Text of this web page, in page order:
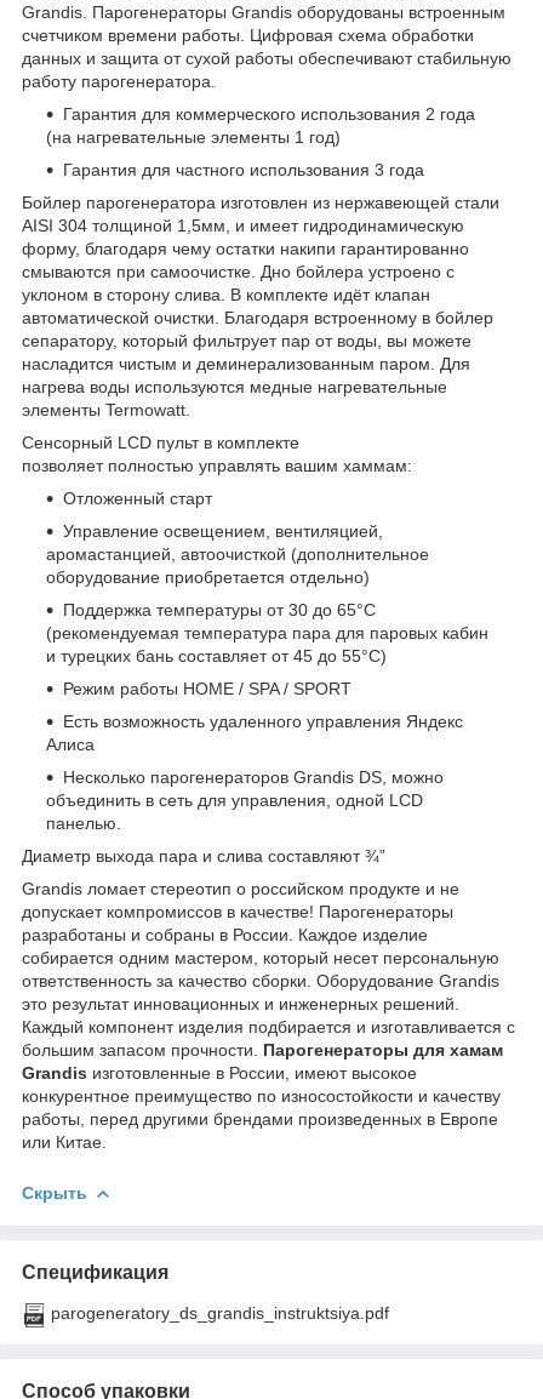
Grandis. Парогенераторы Grandis оборудованы встроенным
счетчиком времени работы. Цифровая схема обработки
данных и защита от сухой работы обеспечивают стабильную
работу парогенератора.
Гарантия для коммерческого использования 2 года
(на нагревательные элементы 1 год)
Гарантия для частного использования 3 года
Бойлер парогенератора изготовлен из нержавеющей стали
AISI 304 толщиной 1,5мм, и имеет гидродинамическую
форму, благодаря чему остатки накипи гарантированно
смываются при самоочистке. Дно бойлера устроено с
уклоном в сторону слива. В комплекте идёт клапан
автоматической очистки. Благодаря встроенному в бойлер
сепаратору, который фильтрует пар от воды, вы можете
насладится чистым и деминерализованным паром. Для
нагрева воды используются медные нагревательные
элементы Termowatt.
Сенсорный LCD пульт в комплекте
позволяет полностью управлять вашим хаммам:
Отложенный старт
Управление освещением, вентиляцией,
аромастанцией, автоочисткой (дополнительное
оборудование приобретается отдельно)
Поддержка температуры от 30 до 65°C
(рекомендуемая температура пара для паровых кабин
и турецких бань составляет от 45 до 55°C)
Режим работы HOME / SPA / SPORT
Есть возможность удаленного управления Яндекс
Алиса
Несколько парогенераторов Grandis DS, можно
объединить в сеть для управления, одной LCD
панелью.
Диаметр выхода пара и слива составляют ¾”
Grandis ломает стереотип о российском продукте и не
допускает компромиссов в качестве! Парогенераторы
разработаны и собраны в России. Каждое изделие
собирается одним мастером, который несет персональную
ответственность за качество сборки. Оборудование Grandis
это результат инновационных и инженерных решений.
Каждый компонент изделия подбирается и изготавливается с
большим запасом прочности. Парогенераторы для хамам
Grandis изготовленные в России, имеют высокое
конкурентное преимущество по износостойкости и качеству
работы, перед другими брендами произведенных в Европе
или Китае.
Скрыть
Спецификация
parogeneratory_ds_grandis_instruktsiya.pdf
Способ упаковки